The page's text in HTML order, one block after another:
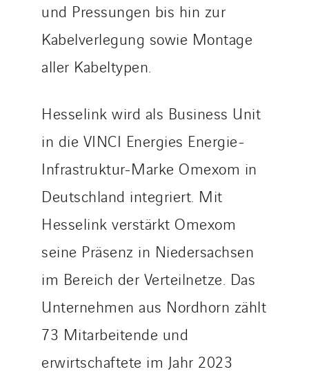
und Pressungen bis hin zur
Kabelverlegung sowie Montage
aller Kabeltypen.
Hesselink wird als Business Unit
in die VINCI Energies Energie-
Infrastruktur-Marke Omexom in
Deutschland integriert. Mit
Hesselink verstärkt Omexom
seine Präsenz in Niedersachsen
im Bereich der Verteilnetze. Das
Unternehmen aus Nordhorn zählt
73 Mitarbeitende und
erwirtschaftete im Jahr 2023
Romania
Slovakia
Spain
Sweden
United Kingdom